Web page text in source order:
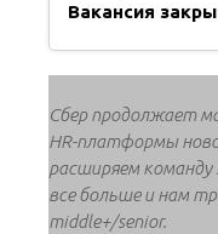
Вакансия
Cбер продолжает
HR-платформы
расширяем команду
все больше и нам
middle+/senior.